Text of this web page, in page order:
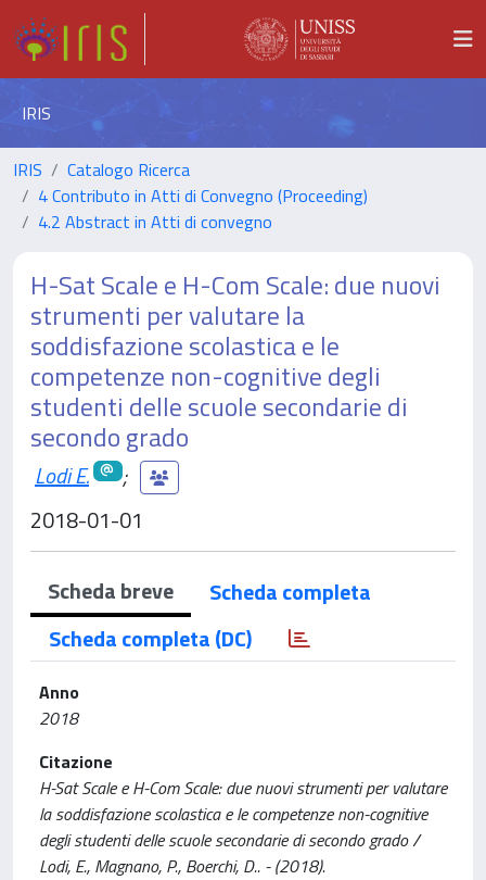
IRIS
IRIS
Catalogo Ricerca
4 Contributo in Atti di Convegno (Proceeding)
4.2 Abstract in Atti di convegno
H-Sat Scale e H-Com Scale: due nuovi
strumenti per valutare la
soddisfazione scolastica e le
competenze non-cognitive degli
studenti delle scuole secondarie di
secondo grado
Lodi E.
;
2018-01-01
Scheda breve
Scheda completa
Scheda completa (DC)
Anno
2018
Citazione
H-Sat Scale e H-Com Scale: due nuovi strumenti per valutare
la soddisfazione scolastica e le competenze non-cognitive
degli studenti delle scuole secondarie di secondo grado /
Lodi, E., Magnano, P., Boerchi, D.. - (2018).